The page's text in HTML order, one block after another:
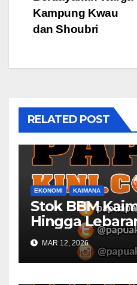
navigation
Kampung Kwau
dan Shoubri
RELATED POST
EKONOMI KAIMANA
Stok BBM
Hingga
MAR 12, 2026